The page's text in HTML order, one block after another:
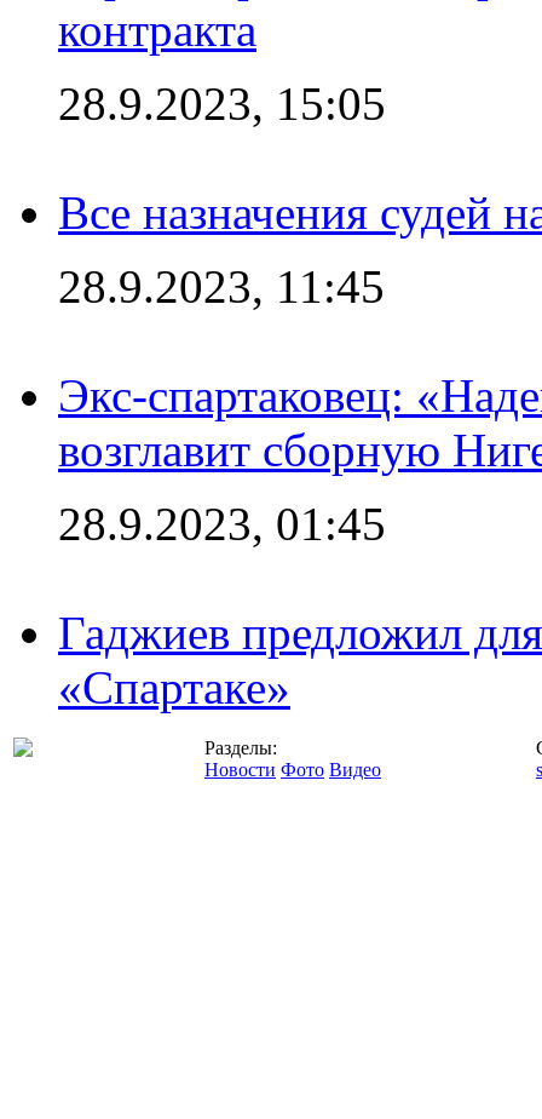
контракта
28.9.2023, 15:05
Все назначения судей
28.9.2023, 11:45
Экс-спартаковец:
возглавит сборную
28.9.2023, 01:45
Гаджиев предложил
«Спартаке»
Разделы:
Новости Фото Видео